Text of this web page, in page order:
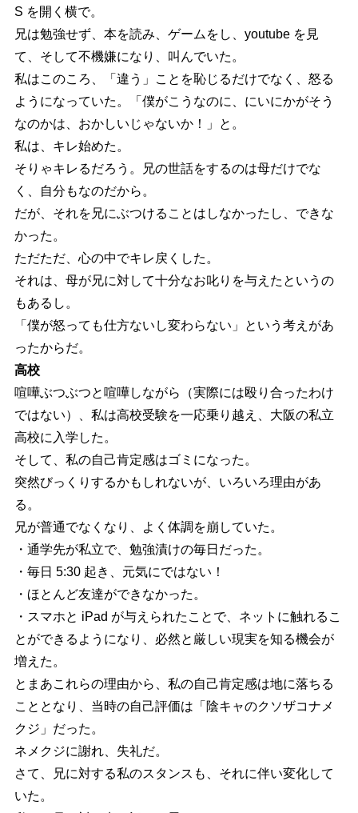
S を開く横で。
兄は勉強せず、本を読み、ゲームをし、youtube を見
て、そして不機嫌になり、叫んでいた。
私はこのころ、「違う」ことを恥じるだけでなく、怒る
ようになっていた。「僕がこうなのに、にいにかがそう
なのかは、おかしいじゃないか！」と。
私は、キレ始めた。
そりゃキレるだろう。兄の世話をするのは母だけでな
く、自分もなのだから。
だが、それを兄にぶつけることはしなかったし、できな
かった。
ただただ、心の中でキレ戻くした。
それは、母が兄に対して十分なお叱りを与えたというの
もあるし。
「僕が怒っても仕方ないし変わらない」という考えがあ
ったからだ。
高校
喧嘩ぶつぶつと喧嘩しながら（実際には殴り合ったわけ
ではない）、私は高校受験を一応乗り越え、大阪の私立
高校に入学した。
そして、私の自己肯定感はゴミになった。
突然びっくりするかもしれないが、いろいろ理由があ
る。
兄が普通でなくなり、よく体調を崩していた。
・通学先が私立で、勉強漬けの毎日だった。
・毎日 5:30 起き、元気にではない！
・ほとんど友達ができなかった。
・スマホと iPad が与えられたことで、ネットに触れるこ
とができるようになり、必然と厳しい現実を知る機会が
増えた。
とまあこれらの理由から、私の自己肯定感は地に落ちる
こととなり、当時の自己評価は「陰キャのクソザコナメ
クジ」だった。
ネメクジに謝れ、失礼だ。
さて、兄に対する私のスタンスも、それに伴い変化して
いた。